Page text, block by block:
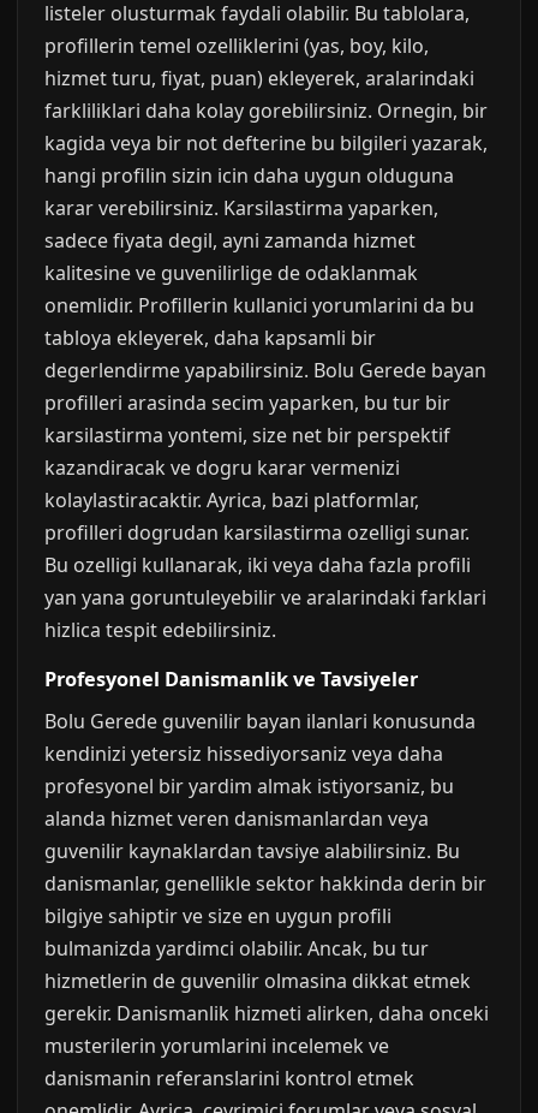
listeler olusturmak faydali olabilir. Bu tablolara,
profillerin temel ozelliklerini (yas, boy, kilo,
hizmet turu, fiyat, puan) ekleyerek, aralarindaki
farkliliklari daha kolay gorebilirsiniz. Ornegin, bir
kagida veya bir not defterine bu bilgileri yazarak,
hangi profilin sizin icin daha uygun olduguna
karar verebilirsiniz. Karsilastirma yaparken,
sadece fiyata degil, ayni zamanda hizmet
kalitesine ve guvenilirlige de odaklanmak
onemlidir. Profillerin kullanici yorumlarini da bu
tabloya ekleyerek, daha kapsamli bir
degerlendirme yapabilirsiniz. Bolu Gerede bayan
profilleri arasinda secim yaparken, bu tur bir
karsilastirma yontemi, size net bir perspektif
kazandiracak ve dogru karar vermenizi
kolaylastiracaktir. Ayrica, bazi platformlar,
profilleri dogrudan karsilastirma ozelligi sunar.
Bu ozelligi kullanarak, iki veya daha fazla profili
yan yana goruntuleyebilir ve aralarindaki farklari
hizlica tespit edebilirsiniz.
Profesyonel Danismanlik ve Tavsiyeler
Bolu Gerede guvenilir bayan ilanlari konusunda
kendinizi yetersiz hissediyorsaniz veya daha
profesyonel bir yardim almak istiyorsaniz, bu
alanda hizmet veren danismanlardan veya
guvenilir kaynaklardan tavsiye alabilirsiniz. Bu
danismanlar, genellikle sektor hakkinda derin bir
bilgiye sahiptir ve size en uygun profili
bulmanizda yardimci olabilir. Ancak, bu tur
hizmetlerin de guvenilir olmasina dikkat etmek
gerekir. Danismanlik hizmeti alirken, daha onceki
musterilerin yorumlarini incelemek ve
danismanin referanslarini kontrol etmek